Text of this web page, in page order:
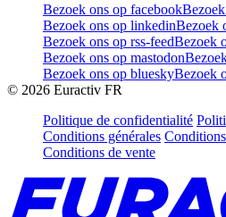
Bezoek ons op facebook
Bezoek ons op linkedinBezoek
Bezoek ons op rss-feedBezoek
Bezoek ons op mastodon
Bezoek ons op blueskyBezoek
© 2026 Euractiv FR
Politique de confidentialité
Conditions générales
Conditions de vente